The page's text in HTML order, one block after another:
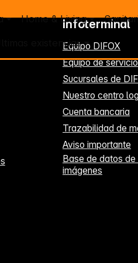
Home & Living
Últimas existencias
Infoterminal
Equipo DIFOX
Equipo de servicio
Sucursales de
Nuestro centro
Cuenta bancaria
Trazabilidad de
Aviso importante
Base de datos
imágenes